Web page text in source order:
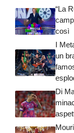
“La
così
I
un
Di